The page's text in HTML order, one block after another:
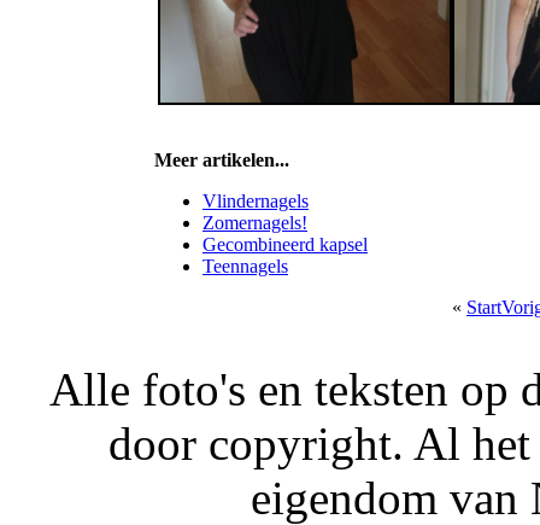
Meer artikelen...
Vlindernagels
Zomernagels!
Gecombineerd kapsel
Teennagels
« Start
Alle foto's en teksten op
door copyright. Al het
eigendom